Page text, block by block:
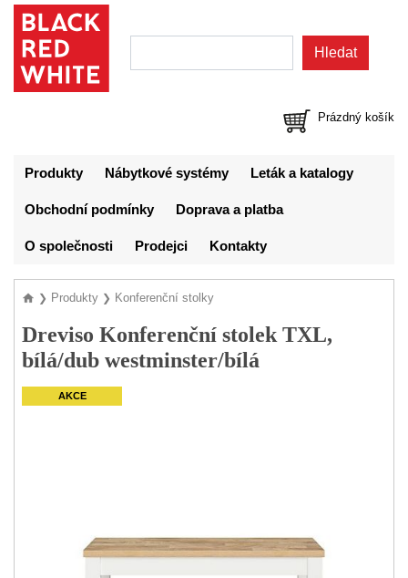
Prázdný košík
Produkty Nábytkové systémy Leták a katalogy
Obchodní podmínky Doprava a platba
O společnosti Prodejci Kontakty
❯ Produkty ❯ Konferenční stolky
Dreviso Konferenční stolek TXL,
bílá/dub westminster/bílá
AKCE